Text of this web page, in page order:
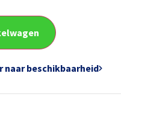
naar beschikbaarheid